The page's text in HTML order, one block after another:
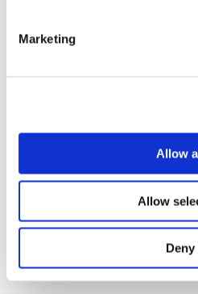
Marketing
Allow
Allow
Deny